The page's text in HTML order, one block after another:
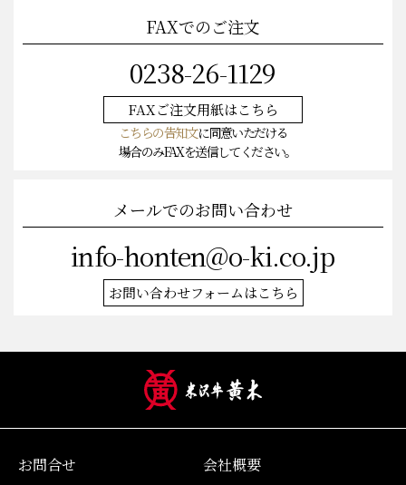
FAXでのご注文
0238-26-1129
FAXご注文用紙はこちら
こちらの告知文に同意いただける
場合のみFAXを送信してください。
メールでのお問い合わせ
info-honten@o-ki.co.jp
お問い合わせフォームはこちら
お問合せ 会社概要